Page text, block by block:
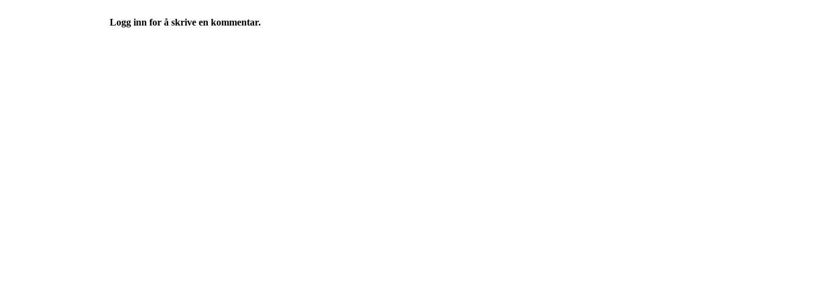
Logg inn for å skrive en kommentar.